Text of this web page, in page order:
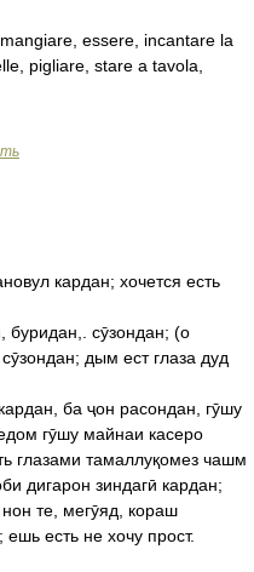
essere, incantare la
pigliare, stare a tavola,
кардан; хочется есть
буридан,. сӯзондан; (о
дым ест глаза дуд
ба ҷон расондан, гӯшу
гӯшу майнаи касеро
глазами тамаллуқомез чашм
дигарон зиндагӣ кардан;
те, мегӯяд, кораш
есть не хочу прост.